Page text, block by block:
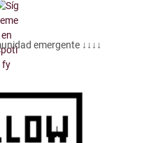
emergente ↓↓↓↓